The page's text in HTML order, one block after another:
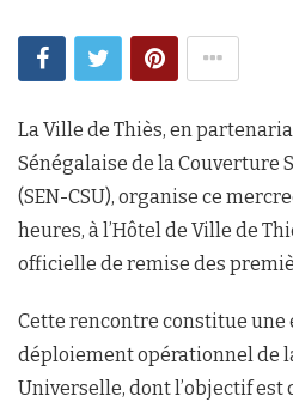
La Ville de Thiès, en
Sénégalaise de la Couverture
(SEN-CSU), organise ce
heures, à l’Hôtel de Ville de
officielle de remise des
Cette rencontre constitue
déploiement opérationnel de
Universelle, dont l’objectif est